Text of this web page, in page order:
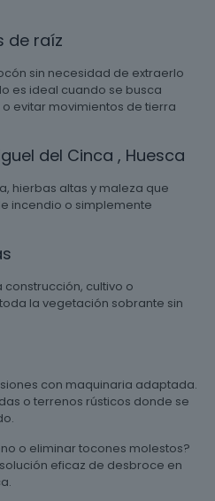
de raíz
sin necesidad de extraerlo
es ideal cuando se busca
evitar movimientos de tierra
del Cinca , Huesca
hierbas altas y maleza que
incendio o simplemente
cultivo o
la vegetación sobrante sin
con maquinaria adaptada.
o terrenos rústicos donde se
o eliminar tocones molestos?
eficaz de desbroce en